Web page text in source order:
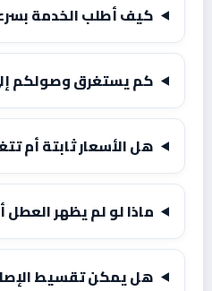
كيف أطلب الخدمة
كم يستغرق وصولكم
هل الأسعار ثابتة أم
ماذا لو لم يظهر العطل
هل يمكن تقسيط